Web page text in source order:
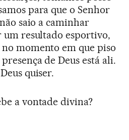
para que o Senhor
saio a caminhar
um resultado esportivo,
momento em que piso
de Deus está ali.
quiser.
a vontade divina?